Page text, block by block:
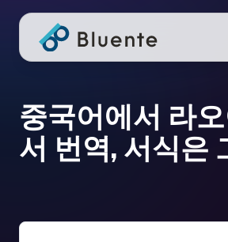
중국어에서 라
서 번역, 서식은